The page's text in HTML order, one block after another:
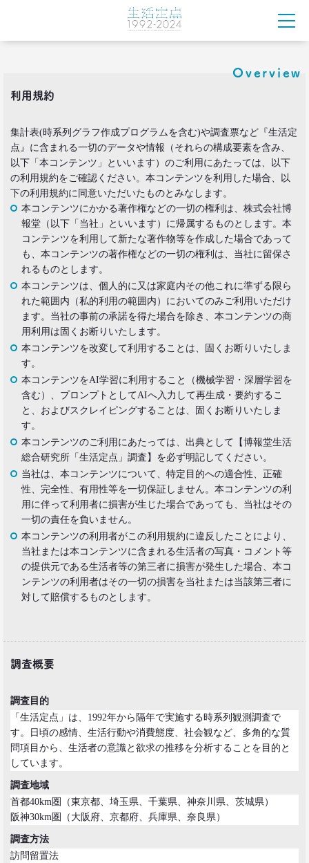
たこ焼きが1位？ 和食が消えた？
好きな料理ランキング大激変
足りないのはお金より時間
40代おじさんの幸せは“時産”にあり
--日経クロストレンド 連載②--
生活総研 上席研究員/コピーライター
前沢 裕文
2021.02.09
「43歳からおじさん」が調査で判明！
「7つの特徴」を大分析
--日経クロストレンド 連載①--
生活総研 上席研究員/コピーライター
前沢 裕文
2019.10.29
人気コスプレイヤー･伊織もえさんに聞く 仮装とは
大分違う｢本気コスプレイヤー｣の世界
前沢 裕文
2019.08.28
意外な実態
生活総研 上席研究員/コピーライター
2019.04.15
20代4人が語る｢平成の恋愛｣への強烈な違和感
生活総研 上席研究員
三矢正浩
2019.02.27
｢無趣味になっていく日本人｣の実態と背景事情
2018.11.20
一人立ち食いそばが平気な女性が増えたワケ
生活総研 上席研究員
2018.01.11
｢WEBコンテンツは私の先生｣な時代
Overview
利用規約
集計表(時系列グラフ作成プログラムを含む)や調査票など『生活定
点』に含まれる一切のデータや情報（それらの構成要素を含み、
以下「本コンテンツ」といいます）のご利用にあたっては、以下
の利用規約をご確認ください。本コンテンツを利用した場合、以
下の利用規約に同意いただいたものとみなします。
本コンテンツにかかる著作権などの一切の権利は、株式会社博
報堂（以下「当社」といいます）に帰属するものとします。本
コンテンツを利用して新たな著作物等を作成した場合であって
も、本コンテンツの著作権などの一切の権利は、当社に留保さ
れるものとします。
本コンテンツは、個人的に又は家庭内その他これに準ずる限ら
れた範囲内（私的利用の範囲内）においてのみご利用いただけ
ます。当社の事前の承諾を得た場合を除き、本コンテンツの商
用利用は固くお断りいたします。
本コンテンツを改変して利用することは、固くお断りいたしま
す。
本コンテンツをAI学習に利用すること（機械学習・深層学習を
含む）、プロンプトとしてAIへ入力して再生成・要約するこ
と、およびスクレイピングすることは、固くお断りいたしま
す。
本コンテンツのご利用にあたっては、出典として【博報堂生活
総合研究所「生活定点」調査】を必ず明記してください。
当社は、本コンテンツについて、特定目的への適合性、正確
性、完全性、有用性等を一切保証しません。本コンテンツの利
用に伴って利用者に損害が生じた場合であっても、当社はその
一切の責任を負いません。
本コンテンツの利用者がこの利用規約に違反したことにより、
当社または本コンテンツに含まれる生活者の写真・コメント等
の提供元である生活者等の第三者に損害が発生した場合、本コ
ンテンツの利用者はその一切の損害を当社または当該第三者に
対して賠償するものとします。
調査概要
調査目的
「生活定点」は、1992年から隔年で実施する時系列観測調査で
す。日頃の感情、生活行動や消費態度、社会観など、多角的な質
問項目から、生活者の意識と欲求の推移を分析することを目的と
しています。
調査地域
首都40km圏（東京都、埼玉県、千葉県、神奈川県、茨城県）
阪神30km圏（大阪府、京都府、兵庫県、奈良県）
調査方法
訪問留置法